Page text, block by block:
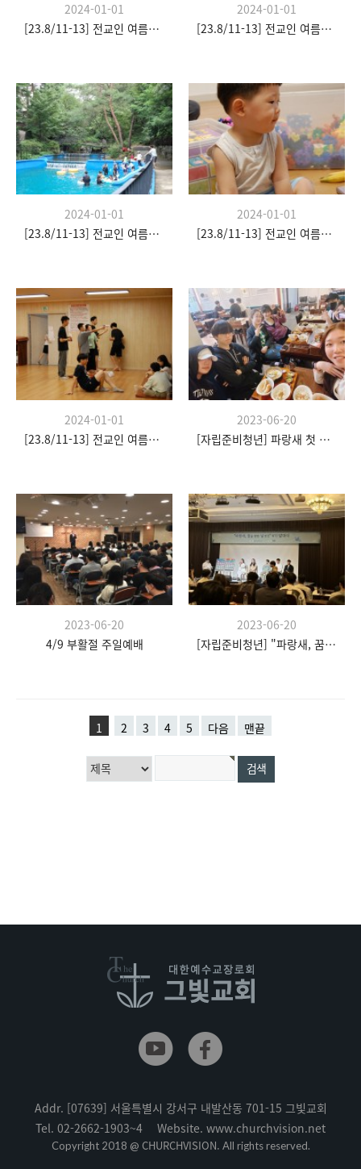
2024-01-01
[23.8/11-13] 전교인 여름수련회
2024-01-01
[23.8/11-13] 전교인 여름수련회
2024-01-01
[23.8/11-13] 전교인 여름수련회
2024-01-01
[23.8/11-13] 전교인 여름수련회
2024-01-01
[23.8/11-13] 전교인 여름수련회
2023-06-20
[자립준비청년] 파랑새 첫 모임
2023-06-20
4/9 부활절 주일예배
2023-06-20
[자립준비청년] "파랑새, 꿈을 향한 날갯짓" 발대식
1 2 3 4 5 다음 맨끝
Addr. [07639] 서울특별시 강서구 내발산동 701-15 그빛교회
Tel. 02-2662-1903~4 Website. www.churchvision.net
Copyright 2018 @ CHURCHVISION. All rights reserved.